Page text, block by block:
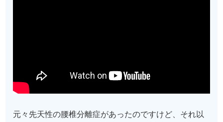
元々先天性の腰椎分離症があったのですけど、それ以